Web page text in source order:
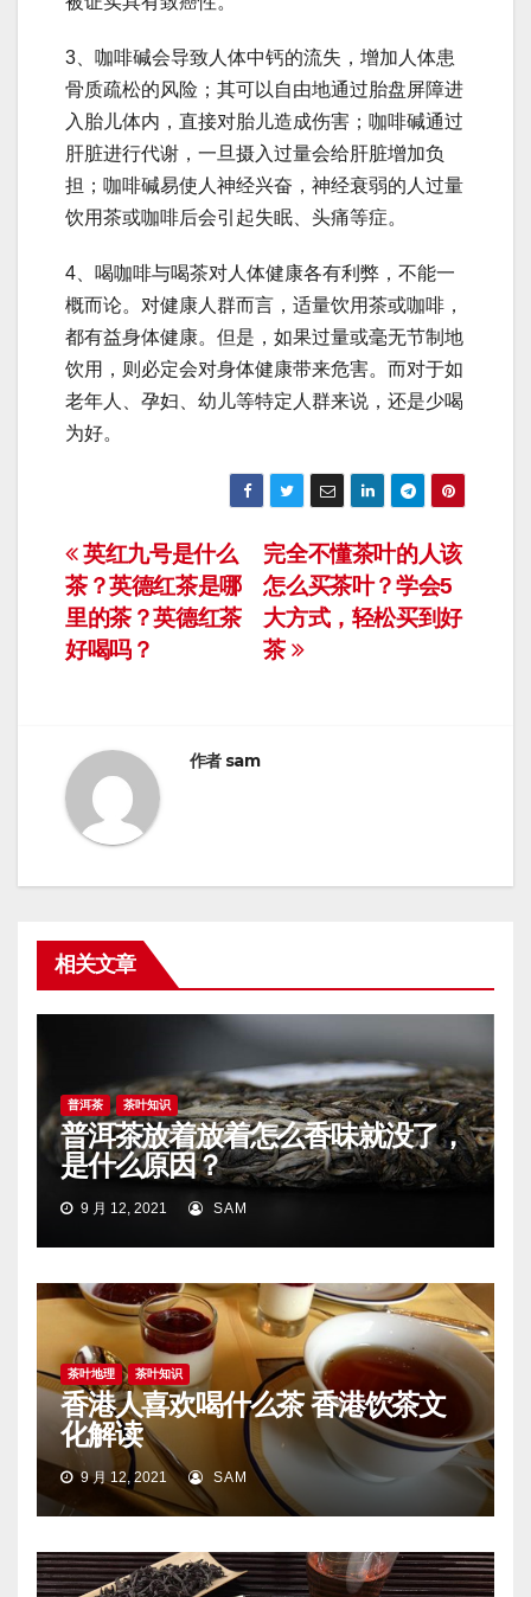
3、咖啡碱会导致人体中钙的流失，增加人体患
骨质疏松的风险；其可以自由地通过胎盘屏障进
入胎儿体内，直接对胎儿造成伤害；咖啡碱通过
肝脏进行代谢，一旦摄入过量会给肝脏增加负
担；咖啡碱易使人神经兴奋，神经衰弱的人过量
饮用茶或咖啡后会引起失眠、头痛等症。
4、喝咖啡与喝茶对人体健康各有利弊，不能一
概而论。对健康人群而言，适量饮用茶或咖啡，
都有益身体健康。但是，如果过量或毫无节制地
饮用，则必定会对身体健康带来危害。而对于如
老年人、孕妇、幼儿等特定人群来说，还是少喝
为好。
文
章
导
完全不懂茶叶的人该
怎么买茶叶？学会5
大方式，轻松买到好
茶
英红九号是什么
茶？英德红茶是哪
里的茶？英德红茶
好喝吗？
作者 sam
相关文章
普洱茶 茶叶知识
普洱茶放着放着怎么香味就没了，
是什么原因？
9 月 12, 2021 SAM
茶叶地理 茶叶知识
香港人喜欢喝什么茶 香港饮茶文
化解读
9 月 12, 2021 SAM